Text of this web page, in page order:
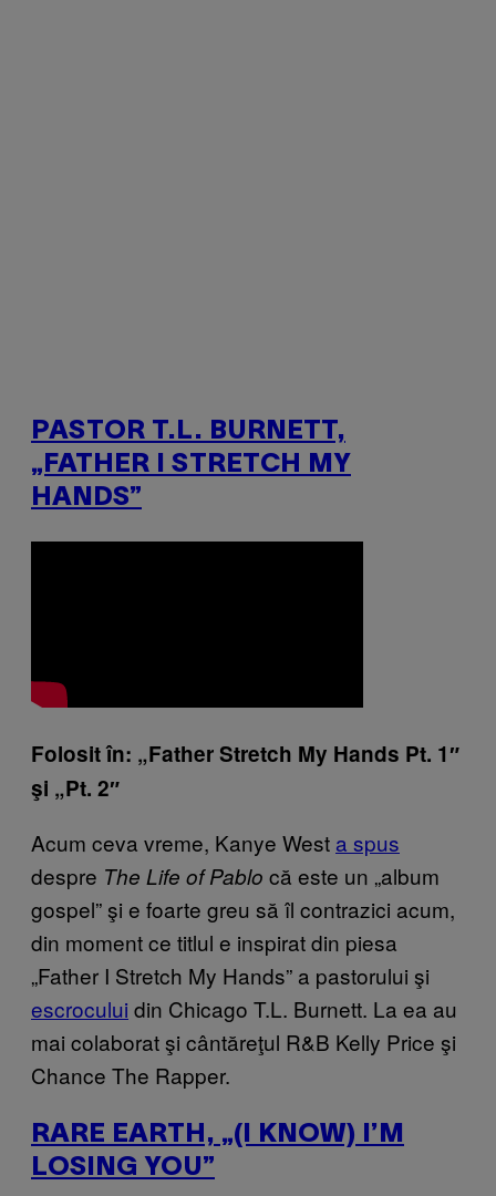
PASTOR T.L. BURNETT,
„FATHER I STRETCH MY
HANDS”
Folosit în: „Father Stretch My Hands Pt. 1″
şi „Pt. 2″
Acum ceva vreme, Kanye West a spus
despre The Life of Pablo că este un „album
gospel” şi e foarte greu să îl contrazici acum,
din moment ce titlul e inspirat din piesa
„Father I Stretch My Hands” a pastorului şi
escrocului din Chicago T.L. Burnett. La ea au
mai colaborat şi cântăreţul R&B Kelly Price şi
Chance The Rapper.
RARE EARTH, „(I KNOW) I’M
LOSING YOU”